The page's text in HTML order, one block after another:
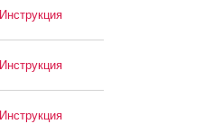
Инструкция
Инструкция
Инструкция